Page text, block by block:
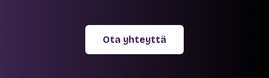
Ota yhteyttä